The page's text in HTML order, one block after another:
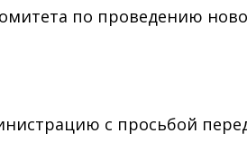
по проведению
с просьбой